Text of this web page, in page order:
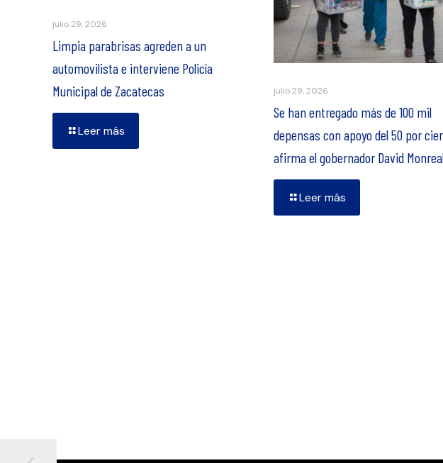
julio 29, 2026
Limpia parabrisas agreden a un
automovilista e interviene Policía
Municipal de Zacatecas
Leer más
julio 29, 2026
Se han entregado más de 100 mil
depensas con apoyo del 50 por
afirma el gobernador David
Leer más